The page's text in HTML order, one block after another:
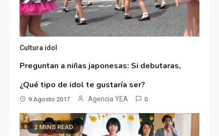
Cultura idol
Preguntan a niñas japonesas: Si debutaras,
¿Qué tipo de idol te gustaría ser?
9 Agosto 2017 Agencia YEA 0
2 MINS READ